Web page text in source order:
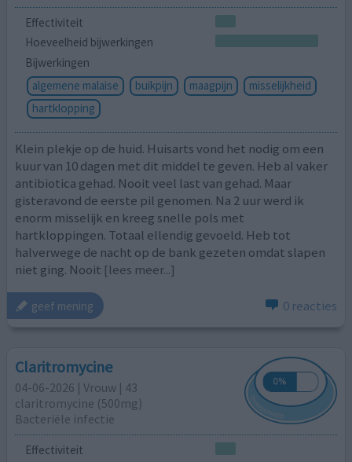
Effectiviteit
Hoeveelheid bijwerkingen
Bijwerkingen
algemene malaise
buikpijn maagpijn
misselijkheid
hartklopping
Klein plekje op de huid. Huisarts vond het nodig om een
kuur van 10 dagen met dit middel te geven. Heb al vaker
antibiotica gehad. Nooit veel last van gehad. Maar
gisteravond de eerste pil genomen. Na 2 uur werd ik
enorm misselijk en kreeg snelle pols met
hartkloppingen. Totaal ellendig gevoeld. Heb tot
halverwege de nacht op de bank gezeten omdat slapen
niet ging. Nooit [lees meer...]
geef mening 0 reacties
Claritromycine
04-06-2026 | Vrouw | 43
claritromycine (500mg)
Bacteriële infectie
Effectiviteit